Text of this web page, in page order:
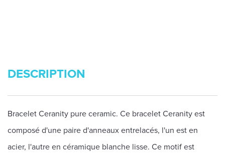
DESCRIPTION
Bracelet Ceranity pure ceramic. Ce bracelet Ceranity est
composé d'une paire d'anneaux entrelacés, l'un est en
acier, l'autre en céramique blanche lisse. Ce motif est